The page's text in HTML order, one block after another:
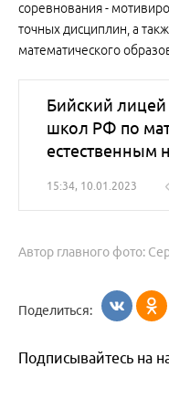
соревнования -
точных дисциплин, а
математического
Бийский
школ РФ по
естественным
15:34, 10.01.2023
Автор главного фото:
Поделиться:
Подписывайтесь на